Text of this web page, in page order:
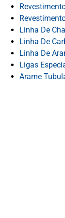
Linha De
Linha De
Linha De
Ligas
Arame